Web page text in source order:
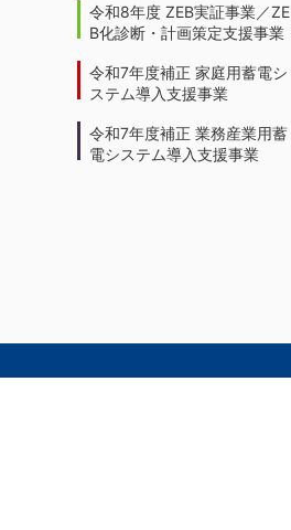
令和8年度 ZEB実証事業／ZE
B化診断・計画策定支援事業
令和7年度補正 家庭用蓄電シ
ステム導入支援事業
令和7年度補正 業務産業用蓄
電システム導入支援事業